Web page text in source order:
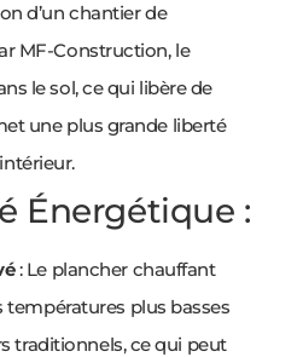
d’un chantier de
MF-Construction, le
le sol, ce qui libère de
une plus grande liberté
Énergétique :
: Le plancher chauffant
plus basses
traditionnels, ce qui peut